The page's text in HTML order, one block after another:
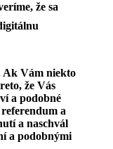
že sa
Ak Vám niekto
že Vás
a podobné
a
a naschvál
a podobnými